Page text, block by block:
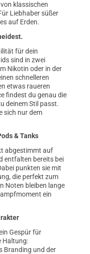
klassischen
Liebhaber süßer
auf Erden.
für dein
sind in zwei
Nikotin oder in der
schnelleren
etwas raueren
findest du genau die
deinem Stil passt.
sich nur dem
& Tanks
abgestimmt auf
entfalten bereits bei
punkten sie mit
die perfekt zum
Noten bleiben lange
ein
Gespür für
Haltung:
Branding und der